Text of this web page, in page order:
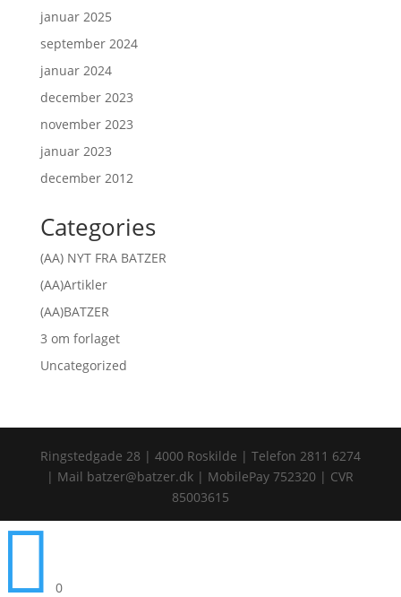
januar 2025
september 2024
januar 2024
december 2023
november 2023
januar 2023
december 2012
Categories
(AA) NYT FRA BATZER
(AA)Artikler
(AA)BATZER
3 om forlaget
Uncategorized
Ringstedgade 28 | 4000 Roskilde | Telefon 2811 6274
| Mail batzer@batzer.dk | MobilePay 752320 | CVR
85003615
 0